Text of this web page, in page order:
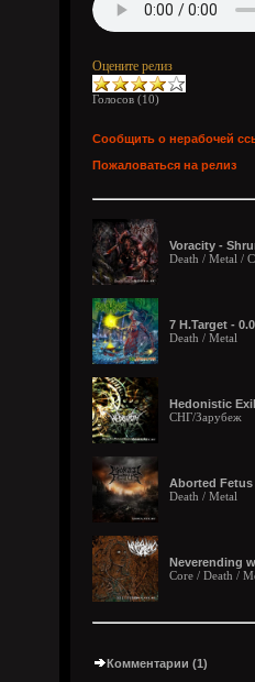
Оцените релиз
Голосов (10)
Сообщить о нерабочей
Пожаловаться на релиз
Voracity -
Death / Metal /
7 H.Target -
Death / Metal
Hedonistic
СНГ/Зарубеж
Aborted Fetus
Death / Metal
Neverending
Core / Death /
Комментарии (1)